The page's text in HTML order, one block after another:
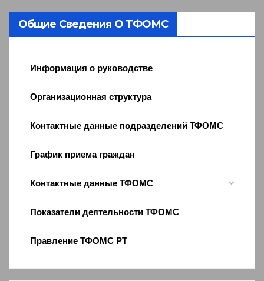
Общие Сведения О ТФОМС
Информация о руководстве
Организационная структура
Контактные данные подразделений ТФОМС
График приема граждан
Контактные данные ТФОМС
Показатели деятельности ТФОМС
Правление ТФОМС РТ